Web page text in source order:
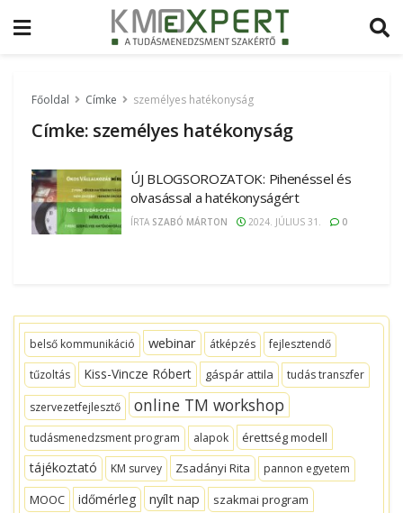
Főoldal Címke személyes hatékonyság
Címke: személyes hatékonyság
ÚJ BLOGSOROZATOK: Pihenéssel és
olvasással a hatékonyságért
ÍRTA SZABÓ MÁRTON 2024. JÚLIUS 31. 0
belső kommunikáció webinar átképzés
fejlesztendő
tűzoltás
Kiss-Vincze Róbert gáspár attila tudás transzfer
szervezetfejlesztő online TM workshop
tudásmenedzsment program alapok érettség modell
tájékoztató KM survey Zsadányi Rita pannon egyetem
MOOC időmérleg nyílt nap
szakmai program